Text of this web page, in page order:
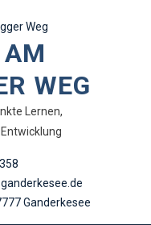
WEG
Lernen,
Ganderkesee